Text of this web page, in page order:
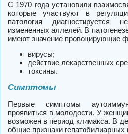
С 1970 года установили
которые участвуют в
патология
измененных аллелей. В
имеют значение провоцирующие
вирусы;
действие лекарственных
токсины.
Симптомы
Первые симптомы
проявиться в молодости. У
возможен в период климакса. В
общие признаки гепатобилиарных